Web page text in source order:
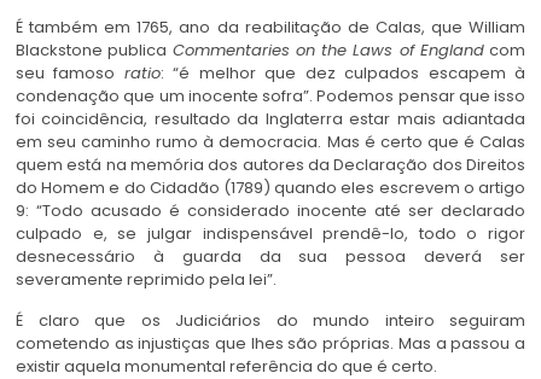
É também em 1765, ano da reabilitação de Calas, que William
Blackstone publica Commentaries on the Laws of Englandcom
seu famoso ratio: “é melhor que dez culpados escapem à
condenação que um inocente sofra”. Podemos pensar que isso
foi coincidência, resultado da Inglaterra estar mais adiantada
em seu caminho rumo à democracia. Mas é certo que é Calas
quem está na memória dos autores da Declaração dos Direitos
do Homem e do Cidadão (1789) quando eles escrevem o artigo
9: “Todo acusado é considerado inocente até ser declarado
culpado e, se julgar indispensável prendê-lo, todo o rigor
desnecessário à guarda da sua pessoa deverá ser
severamente reprimido pela lei”.
É claro que os Judiciários do mundo inteiro seguiram
cometendo as injustiças que lhes são próprias. Mas a passou a
existir aquela monumental referência do que é certo.